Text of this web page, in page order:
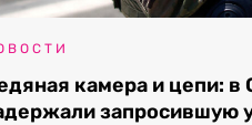
камера и цепи:
запросившую